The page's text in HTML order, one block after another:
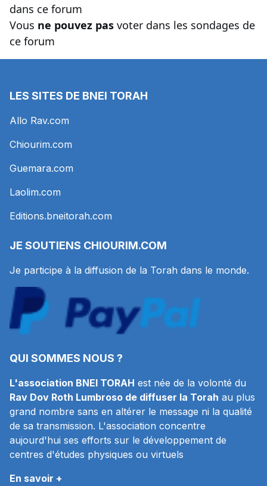
dans ce forum
Vous ne pouvez pas voter dans les sondages de
ce forum
LES SITES DE BNEI TORAH
Allo Rav.com
Chiourim.com
Guemara.com
Laolim.com
Editions.bneitorah.com
JE SOUTIENS CHIOURIM.COM
Je participe à la diffusion de la Torah dans le monde.
QUI SOMMES NOUS ?
L'association BNEI TORAH est née de la volonté du
Rav Dov Roth Lumbroso de diffuser la Torah au plus
grand nombre sans en altérer le message ni la qualité
de sa transmission. L'association concentre
aujourd'hui ses efforts sur le développement de
centres d'études physiques ou virtuels
En savoir +